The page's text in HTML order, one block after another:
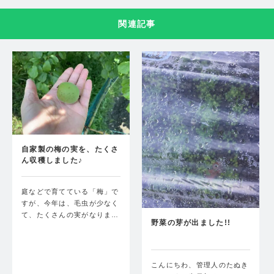
関連記事
自家製の梅の実を、たくさ
ん収穫しました♪
庭などで育てている「梅」で
すが、今年は、毛虫が少なく
て、たくさんの実がなりま…
野菜の芽が出ました!!
こんにちわ、管理人のたぬき